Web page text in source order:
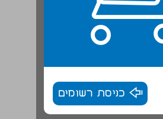
כניסת רשומים